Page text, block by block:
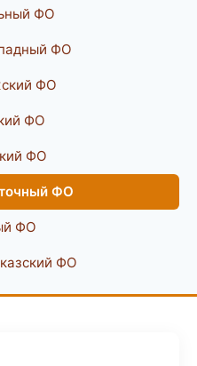
ФО
ФО
ФО
ФО
ФО
ФО
ФО
ФО